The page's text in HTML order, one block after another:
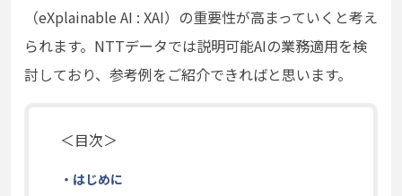
（eXplainable AI : XAI）の重要性が高まっていくと考え
られます。NTTデータでは説明可能AIの業務適用を検
討しており、参考例をご紹介できればと思います。
＜目次＞
・はじめに